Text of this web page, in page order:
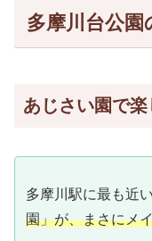
多摩川台公園
あじさい園で
多摩川駅に最も近
園」が、まさにメ